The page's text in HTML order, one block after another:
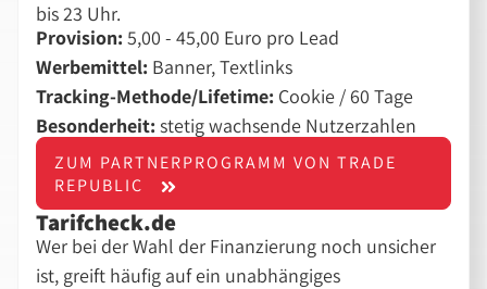
bis 23 Uhr.
Provision: 5,00 - 45,00 Euro pro Lead
Werbemittel: Banner, Textlinks
Tracking-Methode/Lifetime: Cookie / 60 Tage
Besonderheit: stetig wachsende Nutzerzahlen
ZUM PARTNERPROGRAMM VON TRADE
REPUBLIC
Tarifcheck.de
Wer bei der Wahl der Finanzierung noch unsicher
ist, greift häufig auf ein unabhängiges